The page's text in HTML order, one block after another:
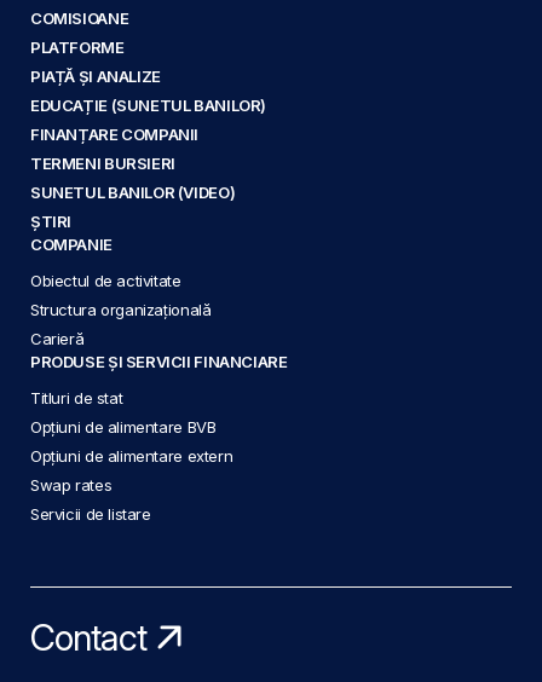
COMISIOANE
PLATFORME
PIAȚĂ ȘI ANALIZE
EDUCAȚIE (SUNETUL BANILOR)
FINANȚARE COMPANII
TERMENI BURSIERI
SUNETUL BANILOR (VIDEO)
ȘTIRI
COMPANIE
Obiectul de activitate
Structura organizațională
Carieră
PRODUSE ȘI SERVICII FINANCIARE
Titluri de stat
Opțiuni de alimentare BVB
Opțiuni de alimentare extern
Swap rates
Servicii de listare
Contact